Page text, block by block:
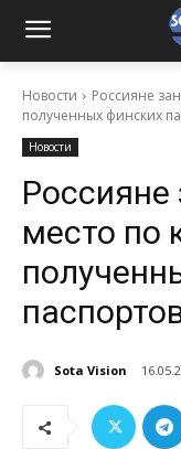
Новости
Россияне
полученных финских
Новости
Россияне
место по
Sota Vision